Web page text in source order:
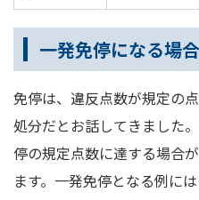
一発免停になる場合
免停は、違反点数が規定の
処分だとお話してきました
停の規定点数に達する場合
ます。一発免停となる例に